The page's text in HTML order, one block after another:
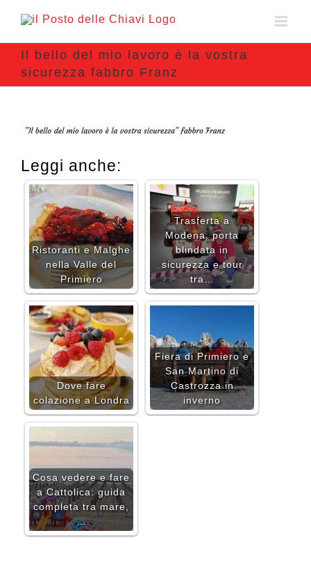
Il bello del mio lavoro è la vostra
sicurezza fabbro Franz
Leggi anche:
Ristoranti e Malghe
nella Valle del
Primiero
Trasferta a
Modena: porta
blindata in
sicurezza e tour
tra…
Dove fare
colazione a Londra
Fiera di Primiero e
San Martino di
Castrozza in
inverno
Cosa vedere e fare
a Cattolica: guida
completa tra mare,
…